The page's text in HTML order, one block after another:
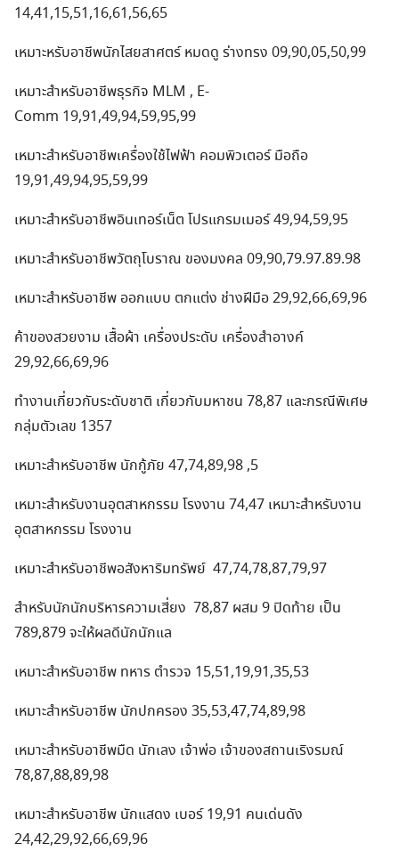
14,41,15,51,16,61,56,65
เหมาะหรับอาชีพนักไสยสาศตร์ หมดดู ร่างทรง 09,90,05,50,99
เหมาะสำหรับอาชีพธุรกิจ MLM , E-
Comm 19,91,49,94,59,95,99
เหมาะสำหรับอาชีพเครื่องใช้ไฟฟ้า คอมพิวเตอร์ มือถือ
19,91,49,94,95,59,99
เหมาะสำหรับอาชีพอินเทอร์เน็ต โปรแกรมเมอร์ 49,94,59,95
เหมาะสำหรับอาชีพวัตถุโบราณ ของมงคล 09,90,79.97.89.98
เหมาะสำหรับอาชีพ ออกแบบ ตกแต่ง ช่างฝีมือ 29,92,66,69,96
ค้าของสวยงาม เสื้อผ้า เครื่องประดับ เครื่องสำอางค์
29,92,66,69,96
ทำงานเกี่ยวกับระดับชาติ เกี่ยวกับมหาชน 78,87 และกรณีพิเศษ
กลุ่มตัวเลข 1357
เหมาะสำหรับอาชีพ นักกู้ภัย 47,74,89,98 ,5
เหมาะสำหรับงานอุตสาหกรรม โรงงาน 74,47 เหมาะสำหรับงาน
อุตสาหกรรม โรงงาน
เหมาะสำหรับอาชีพอสังหาริมทรัพย์ 47,74,78,87,79,97
สำหรับนักนักบริหารความเสี่ยง 78,87 ผสม 9 ปิดท้าย เป็น
789,879 จะให้ผลดีนักนักแล
เหมาะสำหรับอาชีพ ทหาร ตำรวจ 15,51,19,91,35,53
เหมาะสำหรับอาชีพ นักปกครอง 35,53,47,74,89,98
เหมาะสำหรับอาชีพมืด นักเลง เจ้าพ่อ เจ้าของสถานเริงรมณ์
78,87,88,89,98
เหมาะสำหรับอาชีพ นักแสดง เบอร์ 19,91 คนเด่นดัง
24,42,29,92,66,69,96